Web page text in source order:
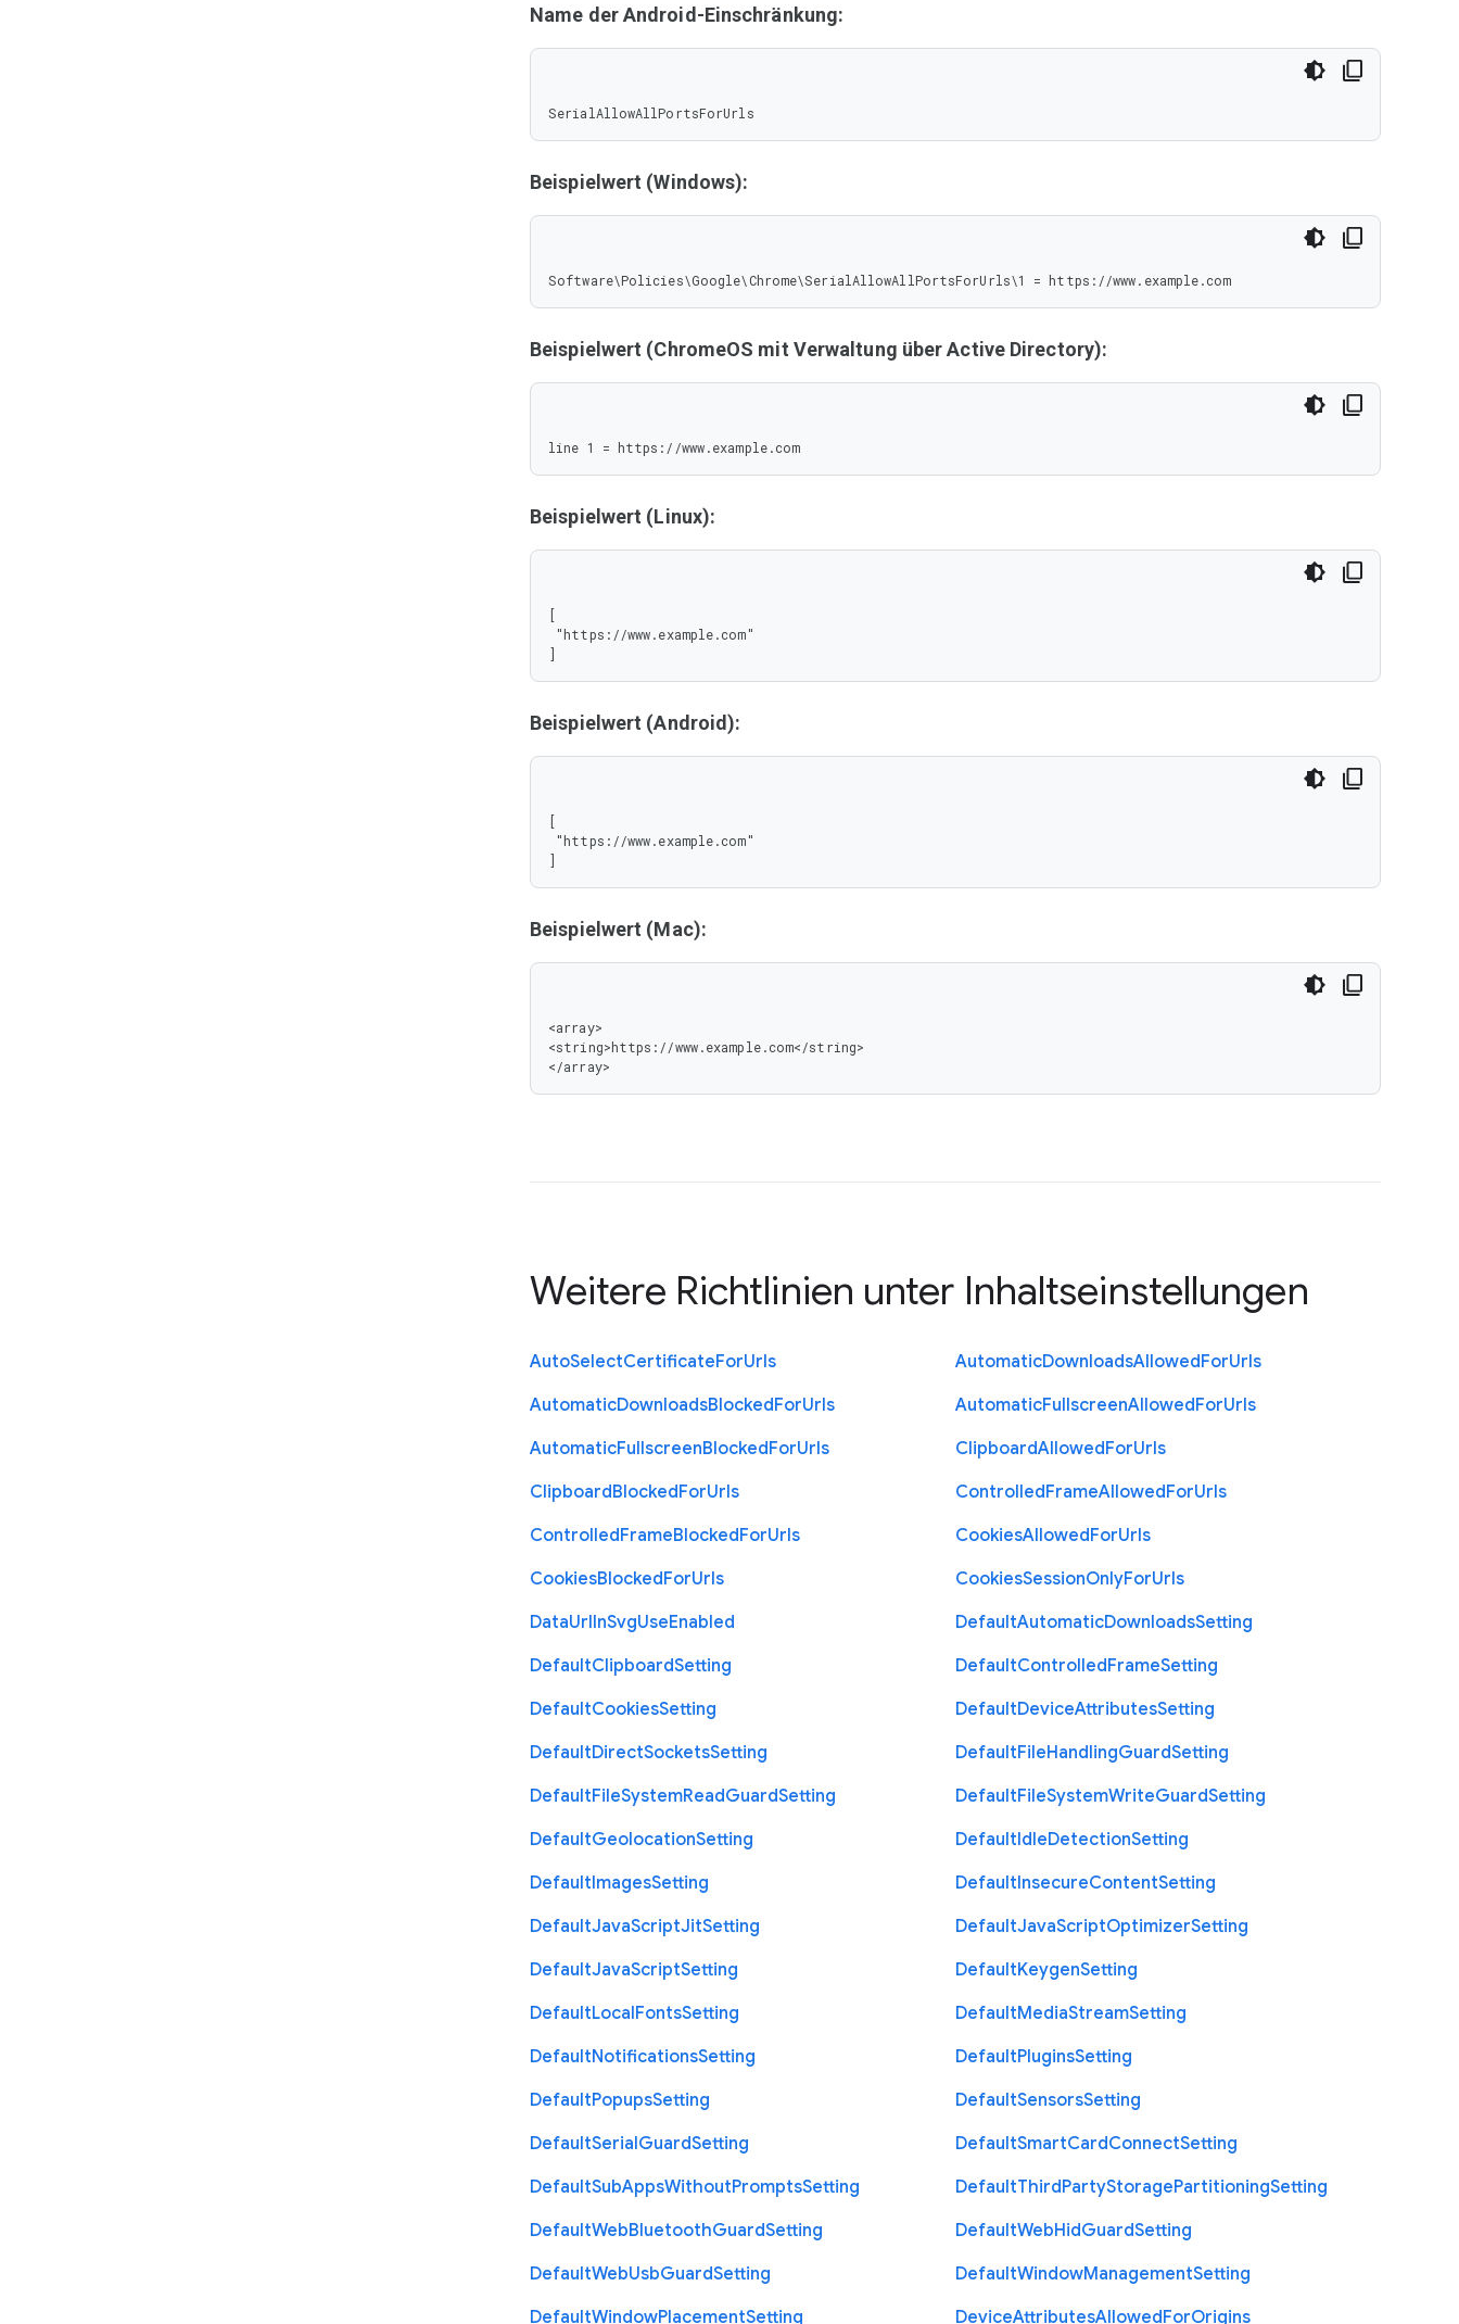
Name der Android-Einschränkung:
SerialAllowAllPortsForUrls
Beispielwert (Windows):
Software\Policies\Google\Chrome\SerialAllowAllPortsForUrls\1 = https://www.example.com
Beispielwert (ChromeOS mit Verwaltung über Active Directory):
line 1 = https://www.example.com
Beispielwert (Linux):
[
]
Beispielwert (Android):
[
]
Beispielwert (Mac):
<array>
<string>https://www.example.com</string>
</array>
Weitere Richtlinien unter Inhaltseinstellungen
AutoSelectCertificateForUrls AutomaticDownloadsAllowedForUrls
AutomaticDownloadsBlockedForUrls AutomaticFullscreenAllowedForUrls
AutomaticFullscreenBlockedForUrls ClipboardAllowedForUrls
ClipboardBlockedForUrls ControlledFrameAllowedForUrls
ControlledFrameBlockedForUrls CookiesAllowedForUrls
CookiesBlockedForUrls CookiesSessionOnlyForUrls
DataUrlInSvgUseEnabled DefaultAutomaticDownloadsSetting
DefaultClipboardSetting DefaultControlledFrameSetting
DefaultCookiesSetting DefaultDeviceAttributesSetting
DefaultDirectSocketsSetting DefaultFileHandlingGuardSetting
DefaultFileSystemReadGuardSetting DefaultFileSystemWriteGuardSetting
DefaultGeolocationSetting DefaultIdleDetectionSetting
DefaultImagesSetting DefaultInsecureContentSetting
DefaultJavaScriptJitSetting DefaultJavaScriptOptimizerSetting
DefaultJavaScriptSetting DefaultKeygenSetting
DefaultLocalFontsSetting DefaultMediaStreamSetting
DefaultNotificationsSetting DefaultPluginsSetting
DefaultPopupsSetting DefaultSensorsSetting
DefaultSerialGuardSetting DefaultSmartCardConnectSetting
DefaultSubAppsWithoutPromptsSetting DefaultThirdPartyStoragePartitioningSetting
DefaultWebBluetoothGuardSetting DefaultWebHidGuardSetting
DefaultWebUsbGuardSetting DefaultWindowManagementSetting
DefaultWindowPlacementSetting DeviceAttributesAllowedForOrigins